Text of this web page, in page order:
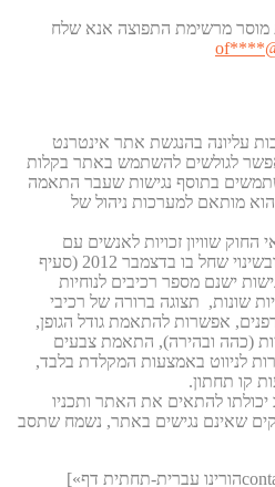
מוסר מרשימת התפוצה אנא שלח
of
עליונה בהנגשת אתר אינטרנט
לגולשים להשתמש באתר בקלות
בתוסף נגישות שעבר התאמה
הוא מותאם למערכות ניהול של
החוק שוויון זכויות לאנשים עם
מוגבלות תשנ»ח – 1998, ובשינוי שחל בו בדצמבר 2012 (סעיף
ישנם מספר רכיבים לנוחיות
שונות, תצוגה ברורה של רכיבי
אפשרות להתאמת גודל הגופן,
(כהה ובהירה), התאמת צבעים
לניווט באמצעות המקלדת בלבד,
קו תחתון.
יכולתו להתאים את האתר ותכניו
שאינם נגישים באתר, נשמח שתסב